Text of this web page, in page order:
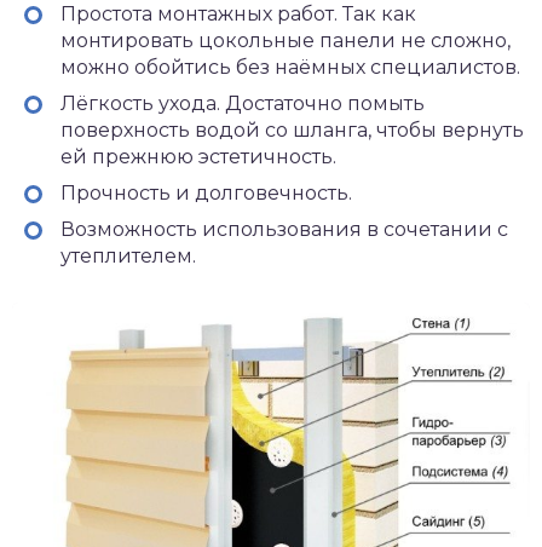
Простота монтажных работ. Так как
монтировать цокольные панели не сложно,
можно обойтись без наёмных специалистов.
Лёгкость ухода. Достаточно помыть
поверхность водой со шланга, чтобы вернуть
ей прежнюю эстетичность.
Прочность и долговечность.
Возможность использования в сочетании с
утеплителем.